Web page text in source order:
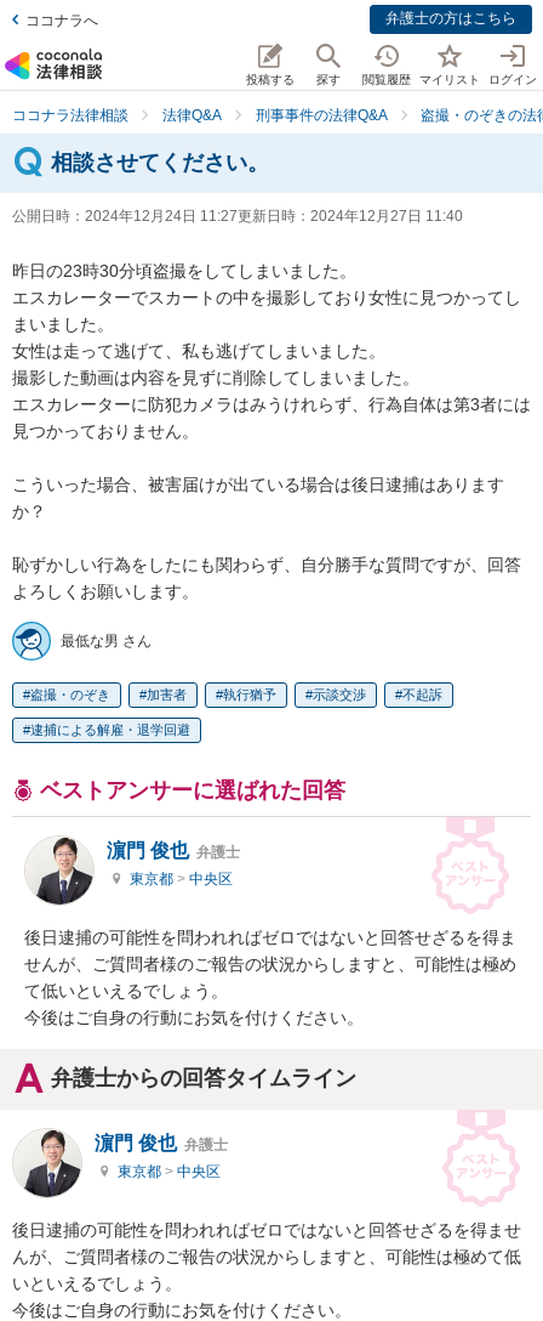
ココナラへ 弁護士の方はこちら
投稿する 探す 閲覧履歴 マイリスト ログイン
ココナラ法律相談 法律Q&A 刑事事件の法律Q&A 盗撮・のぞきの法
相談させてください。
公開日時： 2024年12月24日 11:27更新日時： 2024年12月27日 11:40
昨日の23時30分頃盗撮をしてしまいました。
エスカレーターでスカートの中を撮影しており女性に見つかってし
まいました。
女性は走って逃げて、私も逃げてしまいました。
撮影した動画は内容を見ずに削除してしまいました。
エスカレーターに防犯カメラはみうけれらず、行為自体は第3者には
見つかっておりません。
こういった場合、被害届けが出ている場合は後日逮捕はあります
か？
恥ずかしい行為をしたにも関わらず、自分勝手な質問ですが、回答
よろしくお願いします。
最低な男 さん
盗撮・のぞき 加害者 執行猶予 示談交渉 不起訴
逮捕による解雇・退学回避
ベストアンサーに選ばれた回答
濵門 俊也 弁護士
東京都 > 中央区
後日逮捕の可能性を問われればゼロではないと回答せざるを得ま
せんが、ご質問者様のご報告の状況からしますと、可能性は極め
て低いといえるでしょう。
今後はご自身の行動にお気を付けください。
弁護士からの回答タイムライン
濵門 俊也 弁護士
東京都 > 中央区
後日逮捕の可能性を問われればゼロではないと回答せざるを得ませ
んが、ご質問者様のご報告の状況からしますと、可能性は極めて低
いといえるでしょう。
今後はご自身の行動にお気を付けください。